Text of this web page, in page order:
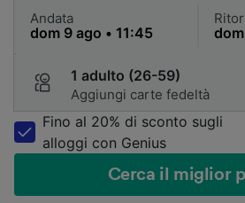
Andata
1 adulto (26-59)
Aggiungi carte fedeltà
Fino al 20% di sconto sugli
alloggi con Genius
Cerca il miglior